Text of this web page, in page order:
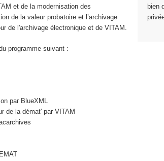
et de la modernisation des
de la valeur probatoire et l’archivage
de l'archivage électronique et de VITAM.
programme suivant :
par BlueXML
de la démat' par VITAM
bien